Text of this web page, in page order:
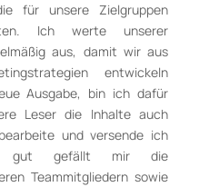
für unsere Zielgruppen
Ich werte unserer
aus, damit wir aus
entwickeln
Ausgabe, bin ich dafür
Leser die Inhalte auch
und versende ich
gut gefällt mir die
Teammitgliedern sowie